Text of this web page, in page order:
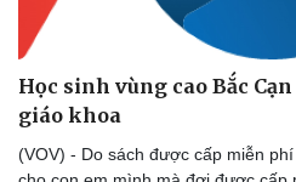
Học sinh vùng cao Bắc
giáo khoa
(VOV) - Do sách được cấp miễn